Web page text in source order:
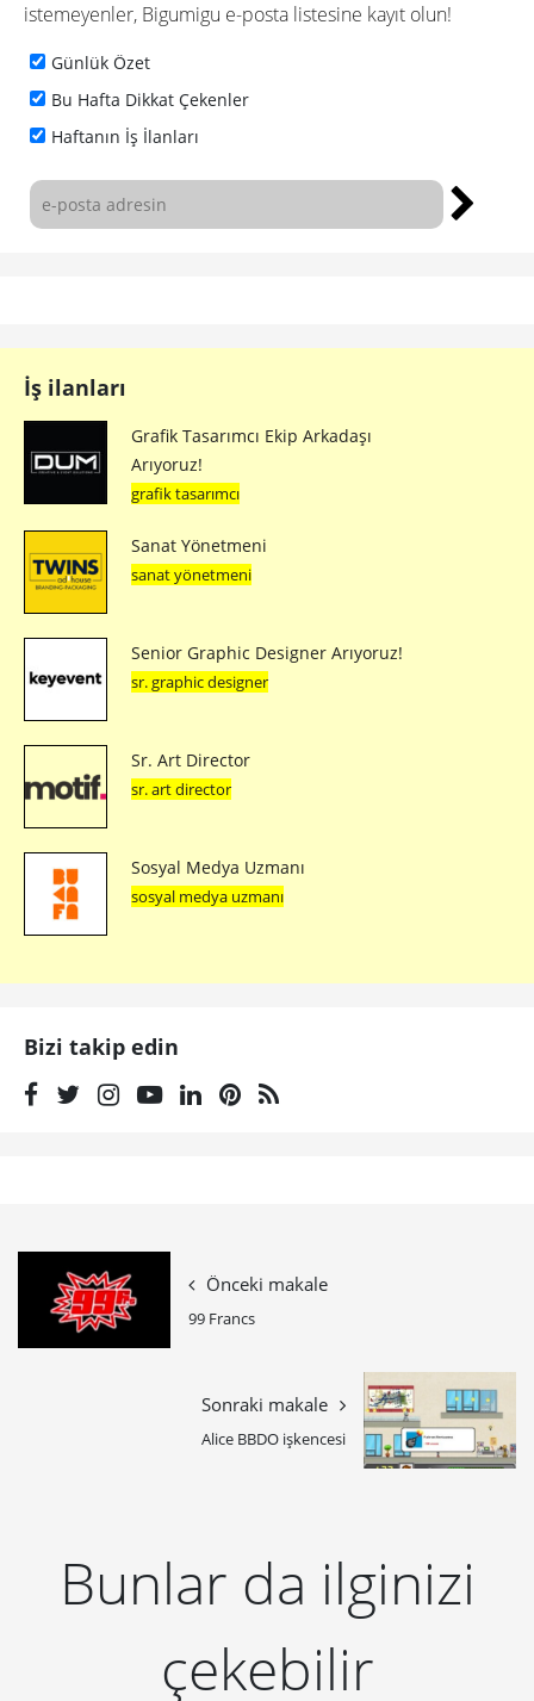
istemeyenler, Bigumigu e-posta listesine kayıt olun!
Günlük Özet
Bu Hafta Dikkat Çekenler
Haftanın İş İlanları
İş ilanları
Grafik Tasarımcı Ekip Arkadaşı
Arıyoruz!
grafik tasarımcı
Sanat Yönetmeni
sanat yönetmeni
Senior Graphic Designer Arıyoruz!
sr. graphic designer
Sr. Art Director
sr. art director
Sosyal Medya Uzmanı
sosyal medya uzmanı
Bizi takip edin
Önceki makale
99 Francs
Sonraki makale
Alice BBDO işkencesi
Bunlar da ilginizi
çekebilir